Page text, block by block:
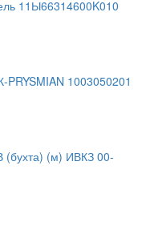
11Ы66314600K010
1003050201
(бухта) (м) ИВКЗ 00-